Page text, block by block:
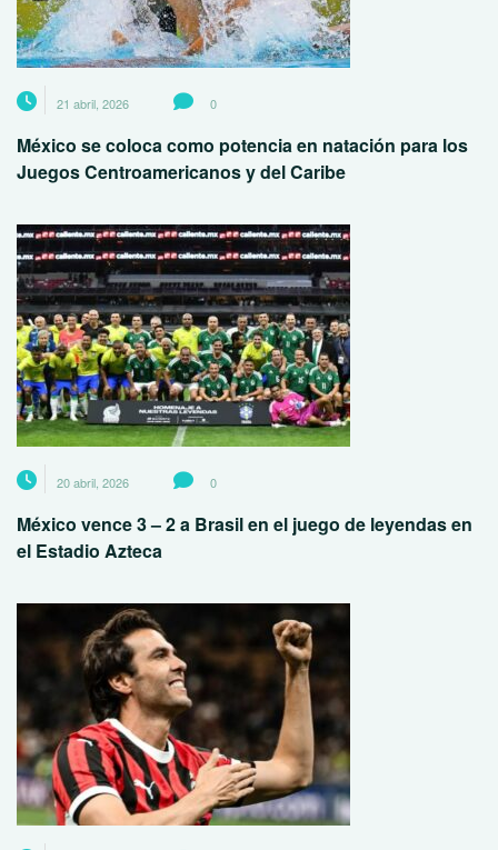
21 abril, 2026 0
México se coloca como potencia en natación para los
Juegos Centroamericanos y del Caribe
20 abril, 2026 0
México vence 3 – 2 a Brasil en el juego de leyendas en
el Estadio Azteca